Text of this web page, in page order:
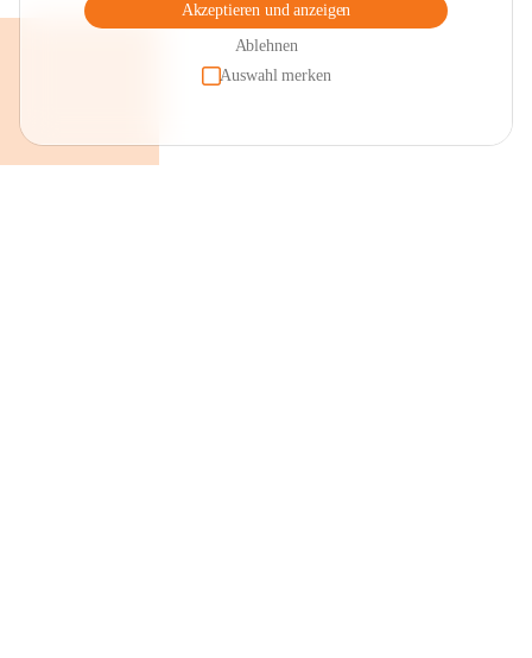
Akzeptieren und anzeigen
Ablehnen
Auswahl merken